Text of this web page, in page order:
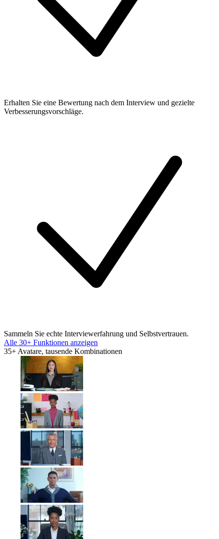
Erhalten Sie eine Bewertung nach dem Interview und gezielte
Verbesserungsvorschläge.
Sammeln Sie echte Interviewerfahrung und Selbstvertrauen.
Alle 30+ Funktionen anzeigen
35+ Avatare, tausende Kombinationen